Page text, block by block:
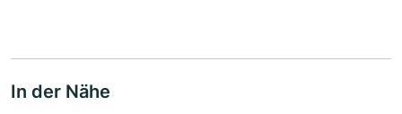
In der Nähe